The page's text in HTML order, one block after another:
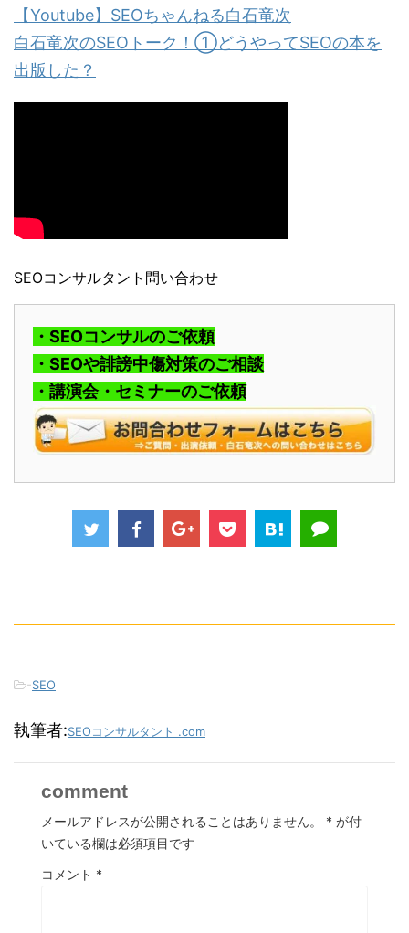
【Youtube】SEOちゃんねる白石竜次
白石竜次のSEOトーク！①どうやってSEOの本を
出版した？
SEOコンサルタント問い合わせ
・SEOコンサルのご依頼
・SEOや誹謗中傷対策のご相談
・講演会・セミナーのご依頼
-SEO
執筆者:SEOコンサルタント .com
comment
メールアドレスが公開されることはありません。 * が付
いている欄は必須項目です
コメント *